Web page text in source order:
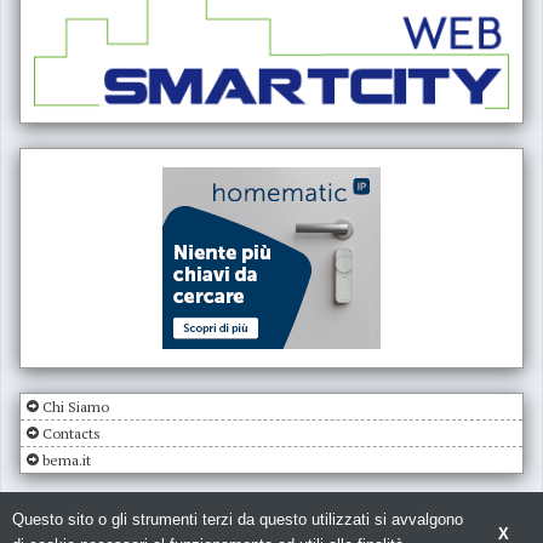
Chi Siamo
Contacts
bema.it
X
Questo sito o gli strumenti terzi da questo utilizzati si avvalgono